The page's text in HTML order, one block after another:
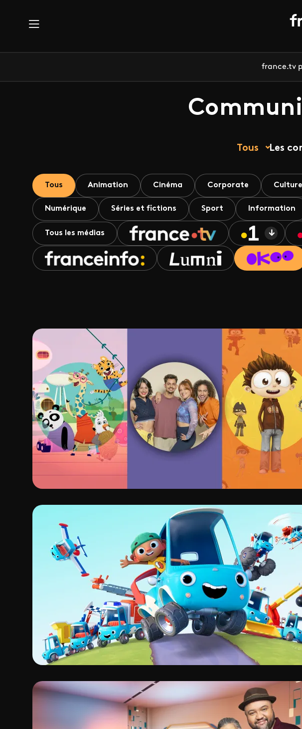
france.tv
Tous Les
Tous Animation Cinéma Corporate Culture
Numérique Séries et fictions Sport Information
Tous les médias